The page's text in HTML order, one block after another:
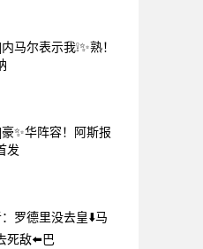
马尔表示我❕✨熟！
✨华阵容！阿斯报
发
罗德里没去皇⬇️马
死敌⬅️巴